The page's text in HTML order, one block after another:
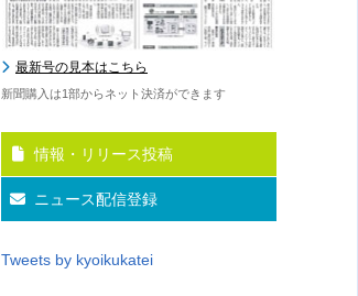
最新号の見本はこちら
新聞購入は1部からネット決済ができます
情報・リリース投稿
ニュース配信登録
Tweets by kyoikukatei